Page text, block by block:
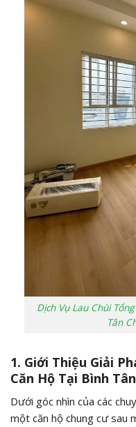
Dịch Vụ Lau Chùi
Tân
1. Giới Thiệu Giải
Căn Hộ Tại Bình Tân
Dưới góc nhìn của các
một căn hộ chung cư sau